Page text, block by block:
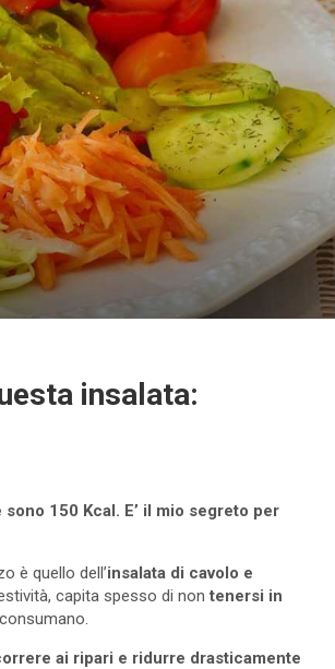
insalata:
150 Kcal. E’ il mio segreto per
è quello dell’insalata di cavolo e
capita spesso di nontenersi in
ai ripari e ridurre drasticamente